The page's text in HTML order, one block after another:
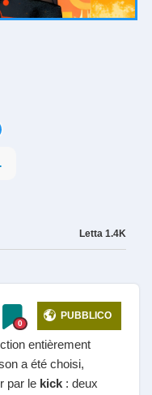
Letta 1.4K
0
PUBBLICO
entièrement
a été choisi,
par le kick : deux